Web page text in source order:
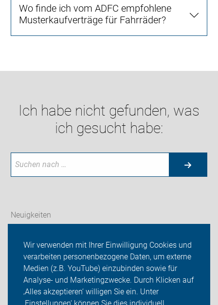
Wir verwenden mit Ihrer Einwilligung Cookies und
verarbeiten personenbezogene Daten, um externe
Medien (z.B. YouTube) einzubinden sowie für
Analyse- und Marketingzwecke. Durch Klicken auf
‚Alles akzeptieren‘ willigen Sie ein. Unter
Wo finde ich vom ADFC empfohlene
Musterkaufverträge für Fahrräder?
Ich habe nicht gefunden, was
ich gesucht habe:
Neuigkeiten
Radtouren und Termine
Sei dabei
Presse